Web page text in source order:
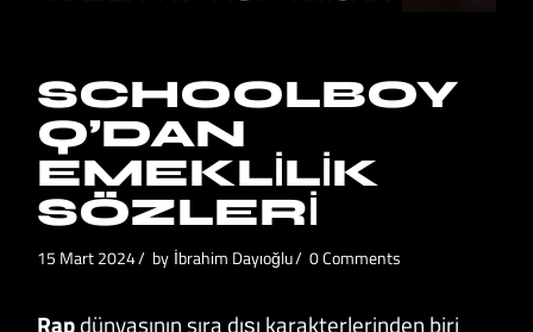
SCHOOLBOY
Q’DAN
EMEKLILIK
SÖZLERI
15 Mart 2024 by İbrahim Dayıoğlu 0 Comments
Rapdünyasının sıra dışı karakterlerinden biri